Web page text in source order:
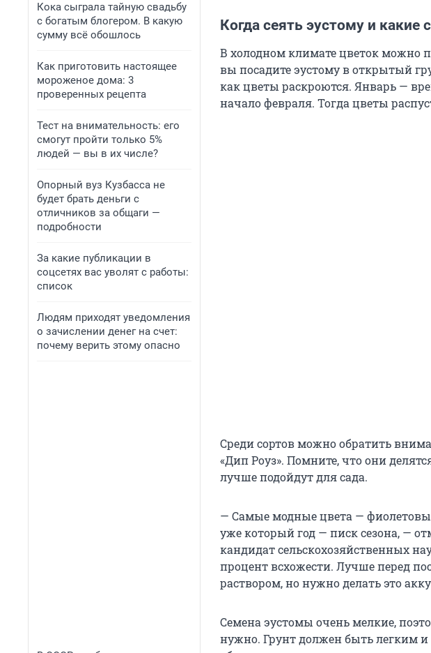
Кока сыграла тайную свадьбу
с богатым блогером. В какую
сумму всё обошлось
Как приготовить настоящее
мороженое дома: 3
проверенных рецепта
Тест на внимательность: его
смогут пройти только 5%
людей — вы в их числе?
Опорный вуз Кузбасса не
будет брать деньги с
отличников за общаги —
подробности
За какие публикации в
соцсетях вас уволят с работы:
список
Людям приходят уведомления
о зачислении денег на счет:
почему верить этому опасно
Когда сеять эустому и какие
В холодном климате цветок можно
вы посадите эустому в открытый
как цветы раскроются. Январь —
начало февраля. Тогда цветы
Среди сортов можно обратить
«Дип Роуз». Помните, что они
лучше подойдут для сада.
— Самые модные цвета —
уже который год — писк сезона, —
кандидат сельскохозяйственных
процент всхожести. Лучше перед
раствором, но нужно делать это
Семена эустомы очень мелкие,
нужно. Грунт должен быть легким